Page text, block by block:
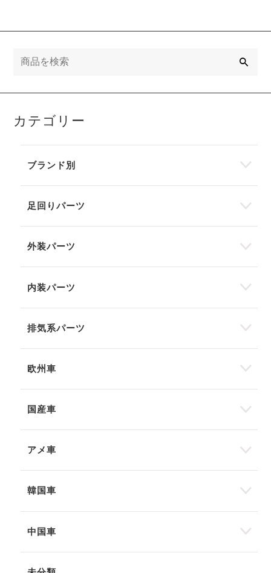
カテゴリー
ブランド別
足回りパーツ
外装パーツ
内装パーツ
排気系パーツ
欧州車
国産車
アメ車
韓国車
中国車